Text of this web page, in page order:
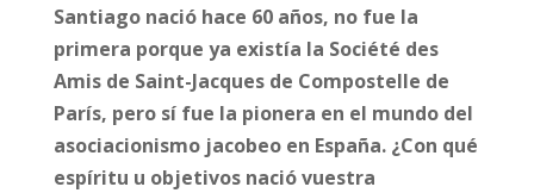
Santiago nació hace 60 años, no fue la
primera porque ya existía la Société des
Amis de Saint-Jacques de Compostelle de
París, pero sí fue la pionera en el mundo del
asociacionismo jacobeo en España. ¿Con qué
espíritu u objetivos nació vuestra